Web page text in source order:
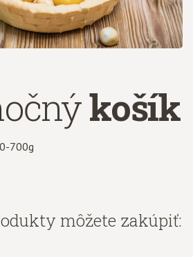
košík
700g
môžete zakúpiť: